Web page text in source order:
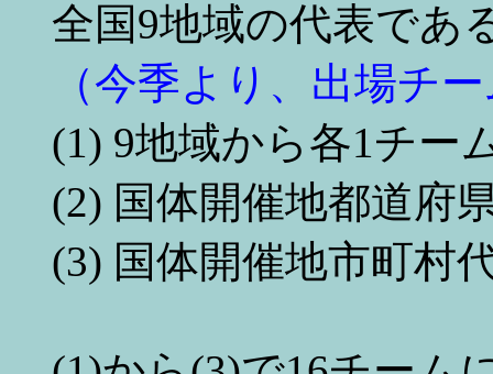
全国9地域の代表であ
（今季より、出場チ
(1) 9地域から各1チー
(2) 国体開催地都道府
(3) 国体開催地市町村